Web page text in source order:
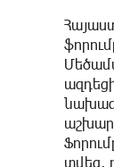
տվեց,